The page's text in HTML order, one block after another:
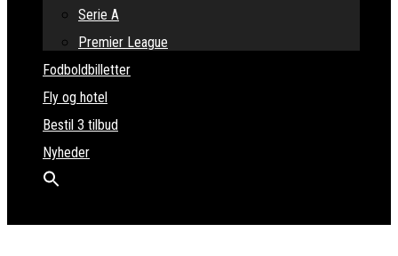
Serie A
Premier League
Fodboldbilletter
Fly og hotel
Bestil 3 tilbud
Nyheder